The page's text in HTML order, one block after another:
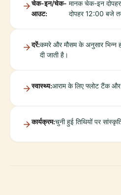
चेक-इन/चेक-
आउट:
मानक चेक-इन
दोपहर 12:00 बजे
दरें:कमरे और मौसम के अनुसार भिन्न
दी जाती है।
स्वास्थ्य:आराम के लिए फ्लोट टैंक
कार्यक्रम:चुनी हुई तिथियों पर